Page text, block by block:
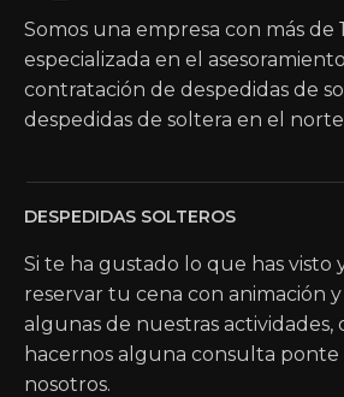
Somos una empresa con más de
especializada en el
contratación de despedidas de
despedidas de soltera en el
DESPEDIDAS SOLTEROS
Si te ha gustado lo que has visto
reservar tu cena con animación
algunas de nuestras actividades,
hacernos alguna consulta
nosotros.